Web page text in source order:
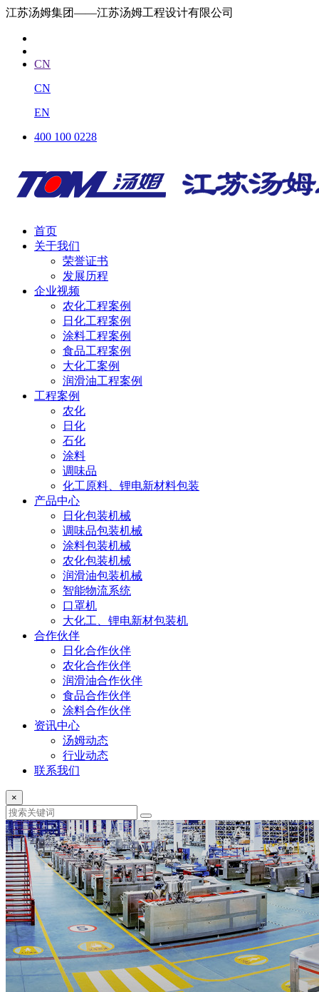
江苏汤姆集团——江苏汤姆工程设计有限公司
CN
CN
EN
400 100 0228
首页
关于我们
荣誉证书
发展历程
企业视频
农化工程案例
日化工程案例
涂料工程案例
食品工程案例
大化工案例
润滑油工程案例
工程案例
农化
日化
石化
涂料
调味品
化工原料、锂电新材料包装
产品中心
日化包装机械
调味品包装机械
涂料包装机械
农化包装机械
润滑油包装机械
智能物流系统
口罩机
大化工、锂电新材包装机
合作伙伴
日化合作伙伴
农化合作伙伴
润滑油合作伙伴
食品合作伙伴
涂料合作伙伴
资讯中心
汤姆动态
行业动态
联系我们
×